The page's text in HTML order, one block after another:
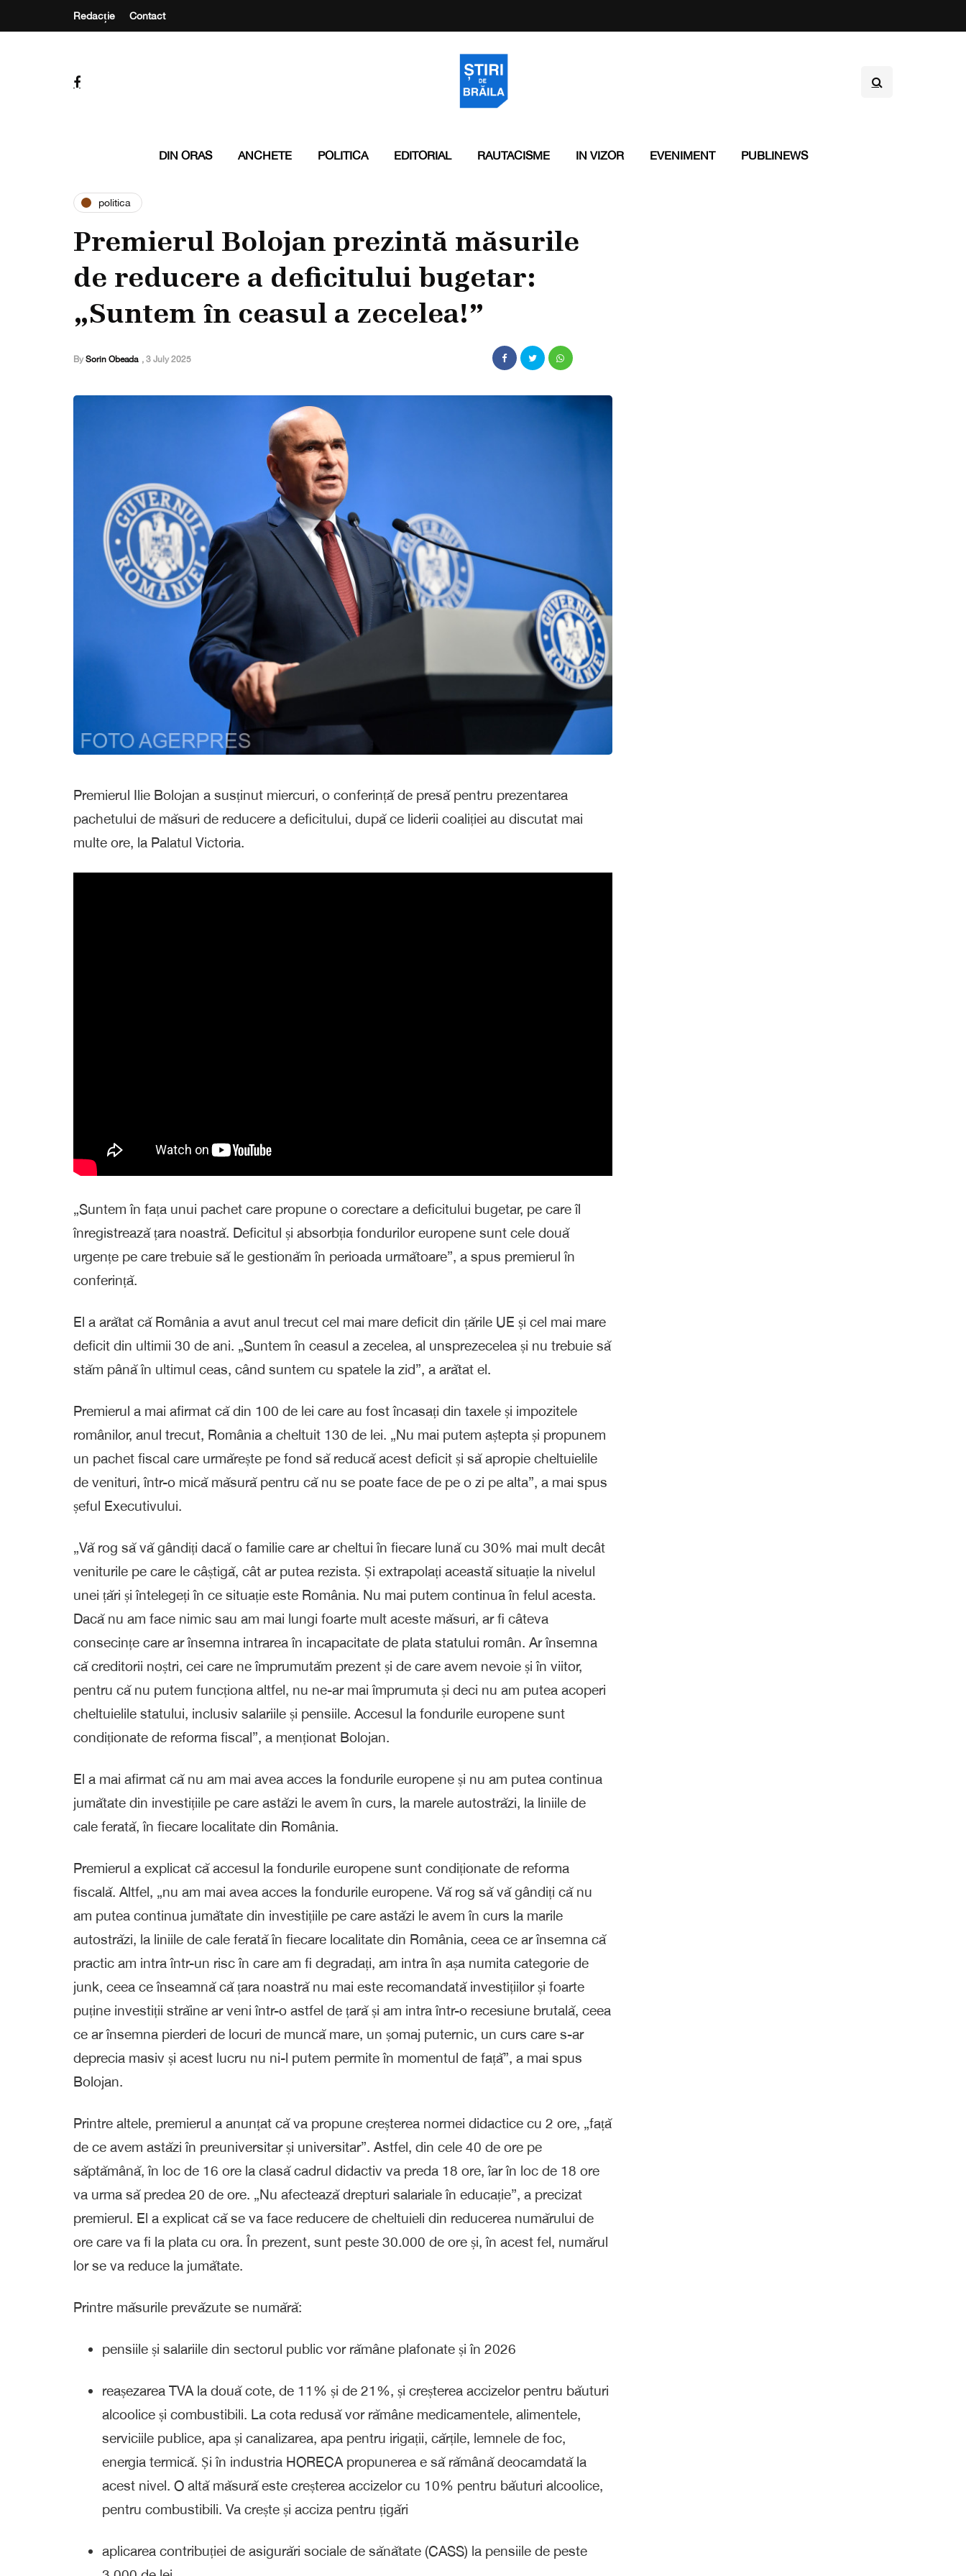
Redacție Contact
DIN ORAS ANCHETE POLITICA EDITORIAL RAUTACISME IN VIZOR EVENIMENT PUBLINEWS
politica
Premierul Bolojan prezintă măsurile
de reducere a deficitului bugetar:
„Suntem în ceasul a zecelea!”
By Sorin Obeada , 3 July 2025
Premierul Ilie Bolojan a susținut miercuri, o conferință de presă pentru prezentarea
pachetului de măsuri de reducere a deficitului, după ce liderii coaliției au discutat mai
multe ore, la Palatul Victoria.
„Suntem în fața unui pachet care propune o corectare a deficitului bugetar, pe care îl
înregistrează țara noastră. Deficitul și absorbția fondurilor europene sunt cele două
urgențe pe care trebuie să le gestionăm în perioada următoare”, a spus premierul în
conferință.
El a arătat că România a avut anul trecut cel mai mare deficit din țările UE și cel mai mare
deficit din ultimii 30 de ani. „Suntem în ceasul a zecelea, al unsprezecelea și nu trebuie să
stăm până în ultimul ceas, când suntem cu spatele la zid”, a arătat el.
Premierul a mai afirmat că din 100 de lei care au fost încasați din taxele și impozitele
românilor, anul trecut, România a cheltuit 130 de lei. „Nu mai putem aștepta și propunem
un pachet fiscal care urmărește pe fond să reducă acest deficit și să apropie cheltuielile
de venituri, într-o mică măsură pentru că nu se poate face de pe o zi pe alta”, a mai spus
șeful Executivului.
„Vă rog să vă gândiți dacă o familie care ar cheltui în fiecare lună cu 30% mai mult decât
veniturile pe care le câștigă, cât ar putea rezista. Și extrapolați această situație la nivelul
unei țări și întelegeți în ce situație este România. Nu mai putem continua în felul acesta.
Dacă nu am face nimic sau am mai lungi foarte mult aceste măsuri, ar fi câteva
consecințe care ar însemna intrarea în incapacitate de plata statului român. Ar însemna
că creditorii noștri, cei care ne împrumutăm prezent și de care avem nevoie și în viitor,
pentru că nu putem funcționa altfel, nu ne-ar mai împrumuta și deci nu am putea acoperi
cheltuielile statului, inclusiv salariile și pensiile. Accesul la fondurile europene sunt
condiționate de reforma fiscal”, a menționat Bolojan.
El a mai afirmat că nu am mai avea acces la fondurile europene și nu am putea continua
jumătate din investițiile pe care astăzi le avem în curs, la marele autostrăzi, la liniile de
cale ferată, în fiecare localitate din România.
Premierul a explicat că accesul la fondurile europene sunt condiționate de reforma
fiscală. Altfel, „nu am mai avea acces la fondurile europene. Vă rog să vă gândiți că nu
am putea continua jumătate din investițiile pe care astăzi le avem în curs la marile
autostrăzi, la liniile de cale ferată în fiecare localitate din România, ceea ce ar însemna că
practic am intra într-un risc în care am fi degradați, am intra în așa numita categorie de
junk, ceea ce înseamnă că țara noastră nu mai este recomandată investițiilor și foarte
puține investiții străine ar veni într-o astfel de țară și am intra într-o recesiune brutală, ceea
ce ar însemna pierderi de locuri de muncă mare, un șomaj puternic, un curs care s-ar
deprecia masiv și acest lucru nu ni-l putem permite în momentul de față”, a mai spus
Bolojan.
Printre altele, premierul a anunțat că va propune creșterea normei didactice cu 2 ore, „față
de ce avem astăzi în preuniversitar și universitar”. Astfel, din cele 40 de ore pe
săptămână, în loc de 16 ore la clasă cadrul didactiv va preda 18 ore, îar în loc de 18 ore
va urma să predea 20 de ore. „Nu afectează drepturi salariale în educație”, a precizat
premierul. El a explicat că se va face reducere de cheltuieli din reducerea numărului de
ore care va fi la plata cu ora. În prezent, sunt peste 30.000 de ore și, în acest fel, numărul
lor se va reduce la jumătate.
Printre măsurile prevăzute se numără:
pensiile și salariile din sectorul public vor rămâne plafonate și în 2026
reașezarea TVA la două cote, de 11% și de 21%, și creșterea accizelor pentru băuturi
alcoolice și combustibili. La cota redusă vor rămâne medicamentele, alimentele,
serviciile publice, apa și canalizarea, apa pentru irigații, cărțile, lemnele de foc,
energia termică. Și în industria HORECA propunerea e să rămână deocamdată la
acest nivel. O altă măsură este creșterea accizelor cu 10% pentru băuturi alcoolice,
pentru combustibili. Va crește și acciza pentru țigări
aplicarea contribuției de asigurări sociale de sănătate (CASS) la pensiile de peste